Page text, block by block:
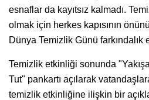
esnaflar da kayıtsız kalmadı.
olmak için herkes kapısının
Dünya Temizlik Günü
Temizlik etkinliği sonunda
Tut" pankartı açılarak
temizlik etkinliğine ilişkin bir